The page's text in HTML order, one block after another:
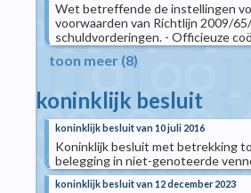
Wet betreffende de instellingen
voorwaarden van Richtlijn 2009/
schuldvorderingen. - Officieuze
toon meer (8)
koninklijk besluit
koninklijk besluit van 10 juli 2016
Koninklijk besluit met betrekking
belegging in niet-genoteerde
koninklijk besluit van 12 december 2023